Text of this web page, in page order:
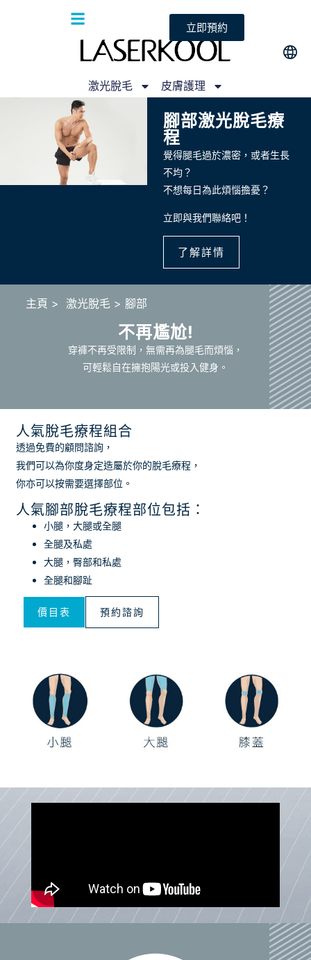
立即預約
激光脫毛 皮膚護理
腳部激光脫毛療
程
覺得腿毛過於濃密，或者生長
不均？
不想每日為此煩惱擔憂？
立即與我們聯絡吧！
了解詳情
主頁 > 激光脫毛 > 腳部
不再尷尬!
穿褲不再受限制，無需再為腿毛而煩惱，
可輕鬆自在擁抱陽光或投入健身。
人氣脫毛療程組合
透過免費的顧問諮詢，
我們可以為你度身定造屬於你的脫毛療程，
你亦可以按需要選擇部位。
人氣腳部脫毛療程部位包括：
小腿，大腿或全腿
全腿及私處
大腿，臀部和私處
全腿和腳趾
價目表 預約諮詢